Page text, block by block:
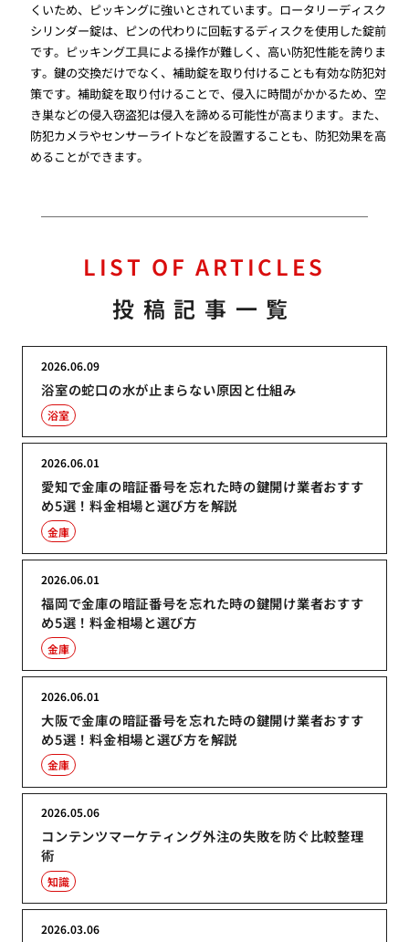
くいため、ピッキングに強いとされています。ロータリーディスク
シリンダー錠は、ピンの代わりに回転するディスクを使用した錠前
です。ピッキング工具による操作が難しく、高い防犯性能を誇りま
す。鍵の交換だけでなく、補助錠を取り付けることも有効な防犯対
策です。補助錠を取り付けることで、侵入に時間がかかるため、空
き巣などの侵入窃盗犯は侵入を諦める可能性が高まります。また、
防犯カメラやセンサーライトなどを設置することも、防犯効果を高
めることができます。
LIST OF ARTICLES
投稿記事一覧
浴室の蛇口の水が止まらない原因と仕組み
2026.06.09
浴室
愛知で金庫の暗証番号を忘れた時の鍵開け業者おすす
め5選！料金相場と選び方を解説
2026.06.01
金庫
福岡で金庫の暗証番号を忘れた時の鍵開け業者おすす
め5選！料金相場と選び方
2026.06.01
金庫
大阪で金庫の暗証番号を忘れた時の鍵開け業者おすす
め5選！料金相場と選び方を解説
2026.06.01
金庫
コンテンツマーケティング外注の失敗を防ぐ比較整理
術
2026.05.06
知識
2026.03.06